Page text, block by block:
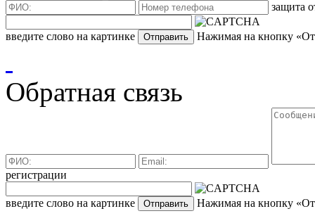
защита
введите слово на картинке Нажимая на кнопку
Обратная связь
регистрации
введите слово на картинке Нажимая на кнопку